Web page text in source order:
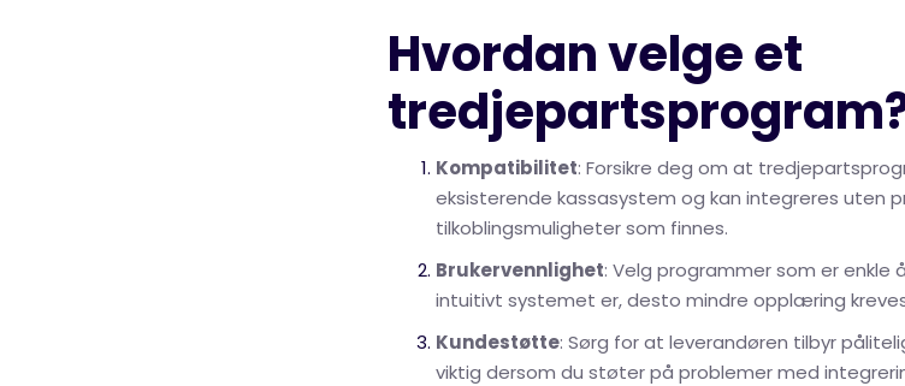
Hvordan velge et
Kompatibilitet: Forsikre deg om at
eksisterende kassasystem og kan integreres uten
tilkoblingsmuligheter som finnes.
Brukervennlighet: Velg programmer som er
intuitivt systemet er, desto mindre opplæring
Kundestøtte: Sørg for at leverandøren tilbyr
viktig dersom du støter på problemer med